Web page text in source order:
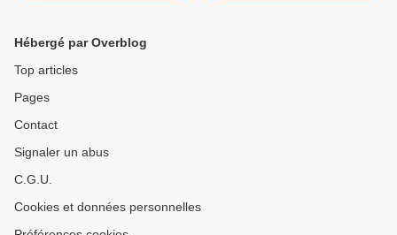
Hébergé par Overblog
Top articles
Pages
Contact
Signaler un abus
C.G.U.
Cookies et données personnelles